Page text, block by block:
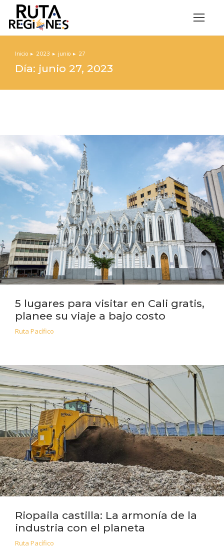
Estás aquí:
Inicio 2023 junio 27
Día: junio 27, 2023
5 lugares para visitar en Cali gratis,
planee su viaje a bajo costo
Ruta Pacífico
Riopaila castilla: La armonía de la
industria con el planeta
Ruta Pacífico